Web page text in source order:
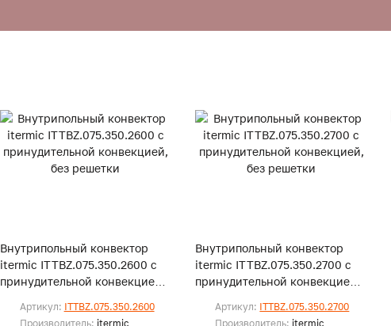
Внутрипольный конвектор
itermic ITTBZ.075.350.2600 с
принудительной конвекцией,
Артикул: ITTBZ.075.350.2600
Производитель: itermic
Внутрипольный конвектор
itermic ITTBZ.075.350.2700 с
принудительной конвекцией,
Артикул: ITTBZ.075.350.2700
Производитель: itermic